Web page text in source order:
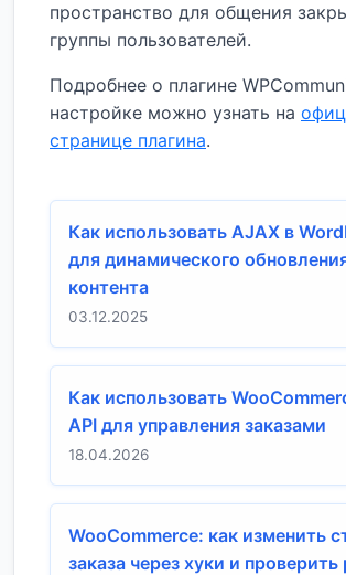
пространство для общения
группы пользователей.
Подробнее о плагине
настройке можно узнать на
странице плагина.
Как использовать AJAX в
для динамического
контента
03.12.2025
Как использовать
API для управления заказами
18.04.2026
WooCommerce: как изменить
заказа через хуки и проверить